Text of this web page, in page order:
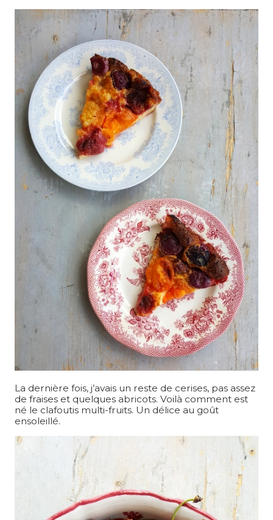
La dernière fois, j’avais un reste de cerises, pas assez
de fraises et quelques abricots. Voilà comment est
né le clafoutis multi-fruits. Un délice au goût
ensoleillé.